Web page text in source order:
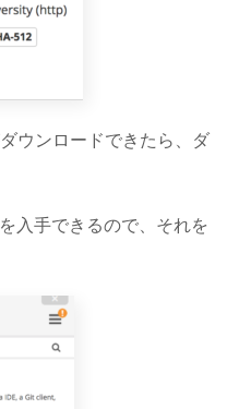
ウンロードできたら、ダ
入手できるので、それを